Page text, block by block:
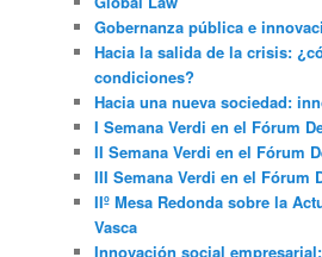
Gobernanza pública e
Hacia la salida de la crisis:
condiciones?
Hacia una nueva sociedad:
I Semana Verdi en el Fórum
II Semana Verdi en el Fórum
III Semana Verdi en el Fórum
IIº Mesa Redonda sobre la
Vasca
Innovación social